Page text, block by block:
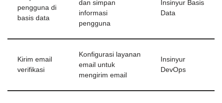
pengguna di
basis data
dan simpan
informasi
pengguna
Insinyur Basis
Data
Kirim email
verifikasi
Konfigurasi layanan
email untuk
mengirim email
Insinyur
DevOps